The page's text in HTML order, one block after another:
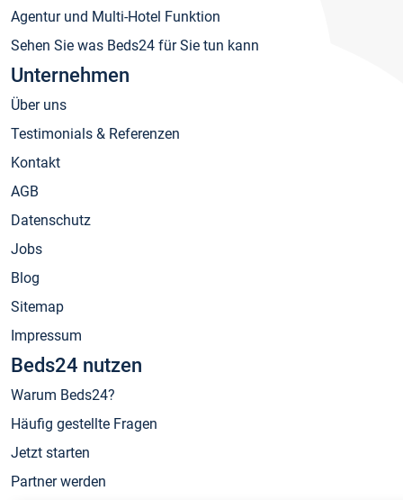
Agentur und Multi-Hotel Funktion
Sehen Sie was Beds24 für Sie tun kann
Unternehmen
Über uns
Testimonials & Referenzen
Kontakt
AGB
Datenschutz
Jobs
Blog
Sitemap
Impressum
Beds24 nutzen
Warum Beds24?
Häufig gestellte Fragen
Jetzt starten
Partner werden